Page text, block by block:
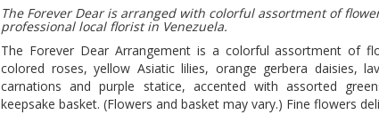
The Forever Dear is arranged with colorful assortment of
professional local florist in Venezuela.
The Forever Dear Arrangement is a colorful assortment of
colored roses, yellow Asiatic lilies, orange gerbera daisies,
carnations and purple statice, accented with assorted
keepsake basket. (Flowers and basket may vary.) Fine flowers